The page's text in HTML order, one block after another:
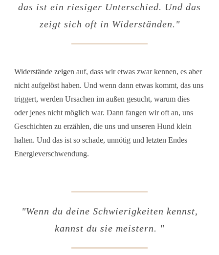
das ist ein riesiger Unterschied. Und das
zeigt sich oft in Widerständen."
Widerstände zeigen auf, dass wir etwas zwar kennen, es aber
nicht aufgelöst haben. Und wenn dann etwas kommt, das uns
triggert, werden Ursachen im außen gesucht, warum dies
oder jenes nicht möglich war. Dann fangen wir oft an, uns
Geschichten zu erzählen, die uns und unseren Hund klein
halten. Und das ist so schade, unnötig und letzten Endes
Energieverschwendung.
"Wenn du deine Schwierigkeiten kennst,
kannst du sie meistern. "